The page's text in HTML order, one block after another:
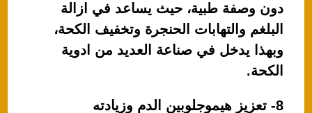
دون وصفة طبية، حيث يساعد في ازالة
البلغم والتهابات الحنجرة وتخفيف الكحة،
وبهذا يدخل في صناعة العديد من ادوية
الكحة.
8- تعزيز هيموجلوبين الدم وزيادته